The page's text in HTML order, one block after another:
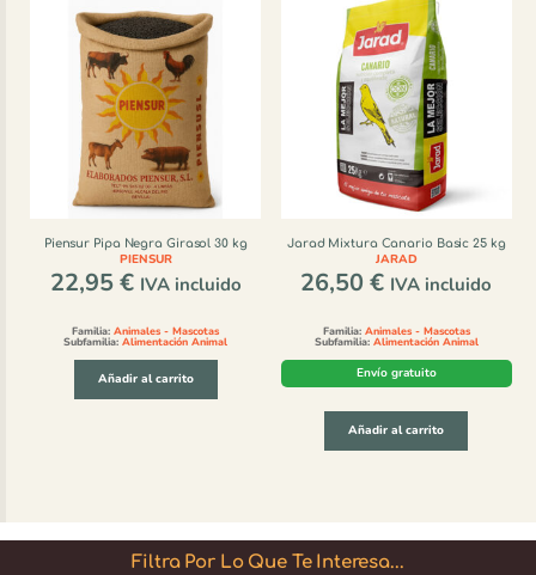
Piensur Pipa Negra Girasol 30 kg
PIENSUR
22,95€ IVA incluido
Familia:Animales - Mascotas
Subfamilia:Alimentación Animal
Añadir al carrito
Jarad Mixtura Canario Basic 25 kg
JARAD
26,50€ IVA incluido
Familia: Animales - Mascotas
Subfamilia: Alimentación Animal
Envío gratuito
Añadir al carrito
Filtra Por Lo Que Te Interesa...